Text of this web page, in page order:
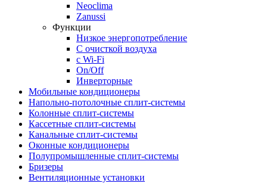
Neoclima
Zanussi
Функции
Низкое энергопотребление
С очисткой воздуха
с Wi-Fi
On/Off
Инверторные
Мобильные кондиционеры
Напольно-потолоч​ные ​сплит-системы
Колонные ​​сплит-системы
Кассетные сплит-системы
Канальные сплит-системы
Оконные кондиционеры
Полупромышленные сплит-системы
Бризеры
Вентиляционные установки